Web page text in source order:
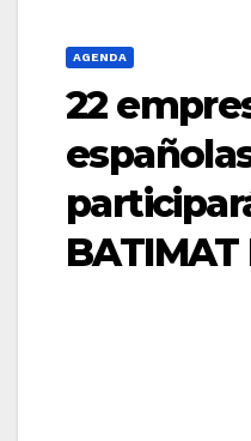
AGENDA
22
BATIMAT